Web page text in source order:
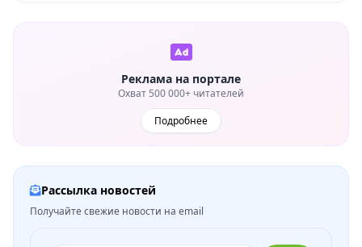
Реклама на портале
Охват 500 000+ читателей
Подробнее
Рассылка новостей
Получайте свежие новости на email